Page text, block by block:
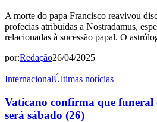
A morte do papa Francisco reavivou
profecias atribuídas a Nostradamus,
relacionadas à sucessão papal. O
por:Redação26/04/2025
InternacionalÚltimas notícias
Vaticano confirma que funeral
será sábado (26)